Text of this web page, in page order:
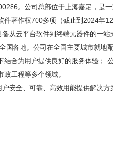
。公司总部位于上海嘉定，是
著作权700多项（截止到2024年12
从云平台软件到终端元器件的一站
国各地。公司在全国主要城市就地
合为用户提供良好的服务体验；
工程等多个领域。
安全、可靠、高效用能提供解决方